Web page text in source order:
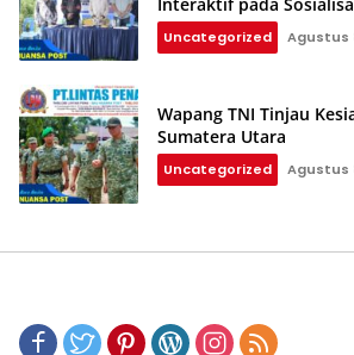
Interaktif pada
dan UMKM
Uncategorized Agustus
Wapang TNI Tinjau
Sumatera Utara
Uncategorized Agustus